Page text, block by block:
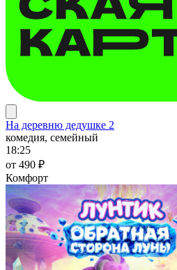
На деревню дедушке 2
комедия, семейный
18:25
от 490 ₽
Комфорт